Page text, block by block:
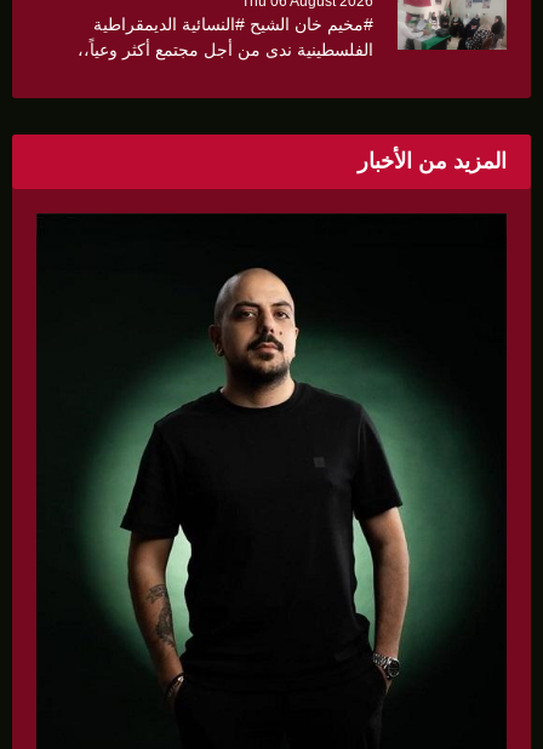
#مخيم خان الشيح #النسائية الديمقراطية
الفلسطينية ندى من أجل مجتمع أكثر وعياً،،
بروشورات توعوية على سيدات الحي.
المزيد من الأخبار